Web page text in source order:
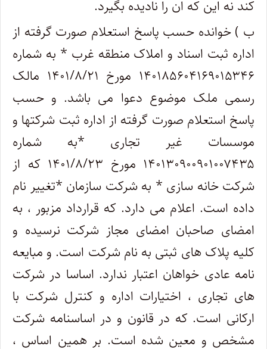
کند نه این که ان را نادیده بگیرد.
ب ) خوانده حسب پاسخ استعلام صورت گرفته از
اداره ثبت اسناد و املاک منطقه غرب * به شماره
۱۴۰۱۸۵۶۰۴۱۶۹۰۱۵۳۴۶ مورخ ۱۴۰۱/۸/۲۱ مالک
رسمی ملک موضوع دعوا می باشد. و حسب
پاسخ استعلام صورت گرفته از اداره ثبت شرکتها و
موسسات غیر تجاری *به شماره
۱۴۰۱۳۰۹۰۰۹۰۱۰۰۷۴۳۵ مورخ ۱۴۰۱/۸/۲۳ که از
شرکت خانه سازی * به شرکت سازمان *تغییر نام
داده است. اعلام می دارد. که قرارداد مزبور ، به
امضای صاحبان امضای مجاز شرکت نرسیده و
کلیه پلاک های ثبتی به نام شرکت است. و مبایعه
نامه عادی خواهان اعتبار ندارد. اساسا در شرکت
های تجاری ، اختیارات اداره و کنترل شرکت با
ارکانی است. که در قانون و در اساسنامه شرکت
مشخص و معین شده است. بر همین اساس ،